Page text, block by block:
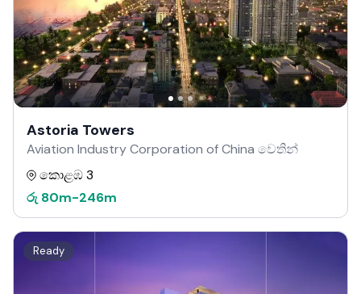
Astoria Towers
Aviation Industry Corporation of China වෙතින්
කොළඹ 3
රු 80m-246m
Ready